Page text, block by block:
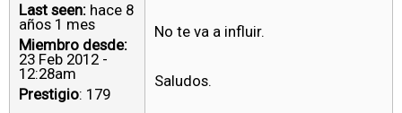
Last seen: hace 8
años 1 mes
Miembro desde:
23 Feb 2012 -
12:28am
Prestigio: 179
No te va a influir.
Saludos.